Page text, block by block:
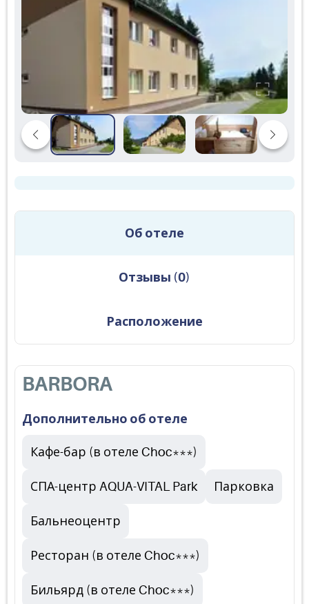
Об отеле
Отзывы (0)
Расположение
BARBORA
Дополнительно об отеле
Кафе-бар (в отеле Choc***)
СПА-центр AQUA-VITAL Park Парковка
Бальнеоцентр
Ресторан (в отеле Choc***)
Бильярд (в отеле Choc***)